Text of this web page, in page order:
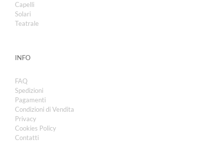
Capelli
Solari
Teatrale
INFO
FAQ
Spedizioni
Pagamenti
Condizioni di Vendita
Privacy
Cookies Policy
Contatti